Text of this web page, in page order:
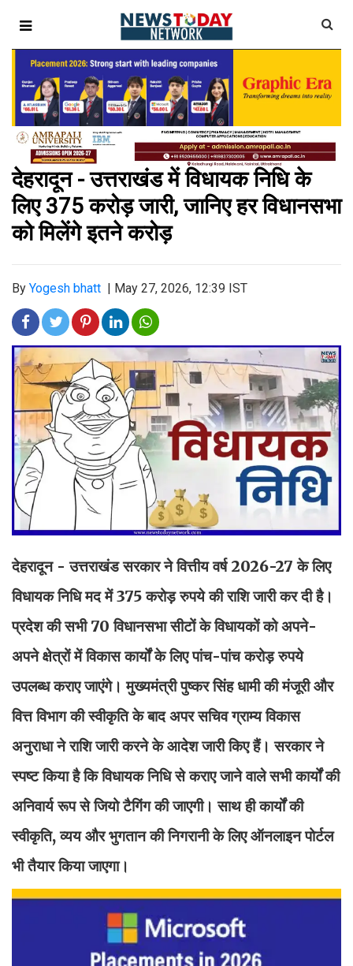
देहरादून - उत्तराखंड में विधायक निधि के
लिए 375 करोड़ जारी, जानिए हर विधानसभा
को मिलेंगे इतने करोड़
By Yogesh bhatt May 27, 2026, 12:39 IST
देहरादून - उत्तराखंड सरकार ने वित्तीय वर्ष 2026-27 के लिए
विधायक निधि मद में 375 करोड़ रुपये की राशि जारी कर दी है।
प्रदेश की सभी 70 विधानसभा सीटों के विधायकों को अपने-
अपने क्षेत्रों में विकास कार्यों के लिए पांच-पांच करोड़ रुपये
उपलब्ध कराए जाएंगे। मुख्यमंत्री पुष्कर सिंह धामी की मंजूरी और
वित्त विभाग की स्वीकृति के बाद अपर सचिव ग्राम्य विकास
अनुराधा ने राशि जारी करने के आदेश जारी किए हैं। सरकार ने
स्पष्ट किया है कि विधायक निधि से कराए जाने वाले सभी कार्यों की
अनिवार्य रूप से जियो टैगिंग की जाएगी। साथ ही कार्यों की
स्वीकृति, व्यय और भुगतान की निगरानी के लिए ऑनलाइन पोर्टल
भी तैयार किया जाएगा।